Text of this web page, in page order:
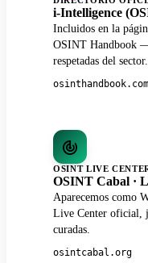
i-Intelligence
Incluidos en la
OSINT Handbook
respetadas del sector.
osinthandbook.com
OSINT LIVE
OSINT Cabal ·
Aparecemos como
Live Center oficial,
curadas.
osintcabal.org